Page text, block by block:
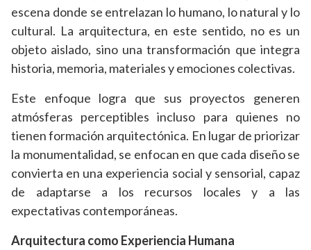
escena donde se entrelazan lo humano, lo natural y lo
cultural. La arquitectura, en este sentido, no es un
objeto aislado, sino una transformación que integra
historia, memoria, materiales y emociones colectivas.
Este enfoque logra que sus proyectos generen
atmósferas perceptibles incluso para quienes no
tienen formación arquitectónica. En lugar de priorizar
la monumentalidad, se enfocan en que cada diseño se
convierta en una experiencia social y sensorial, capaz
de adaptarse a los recursos locales y a las
expectativas contemporáneas.
Arquitectura como Experiencia Humana